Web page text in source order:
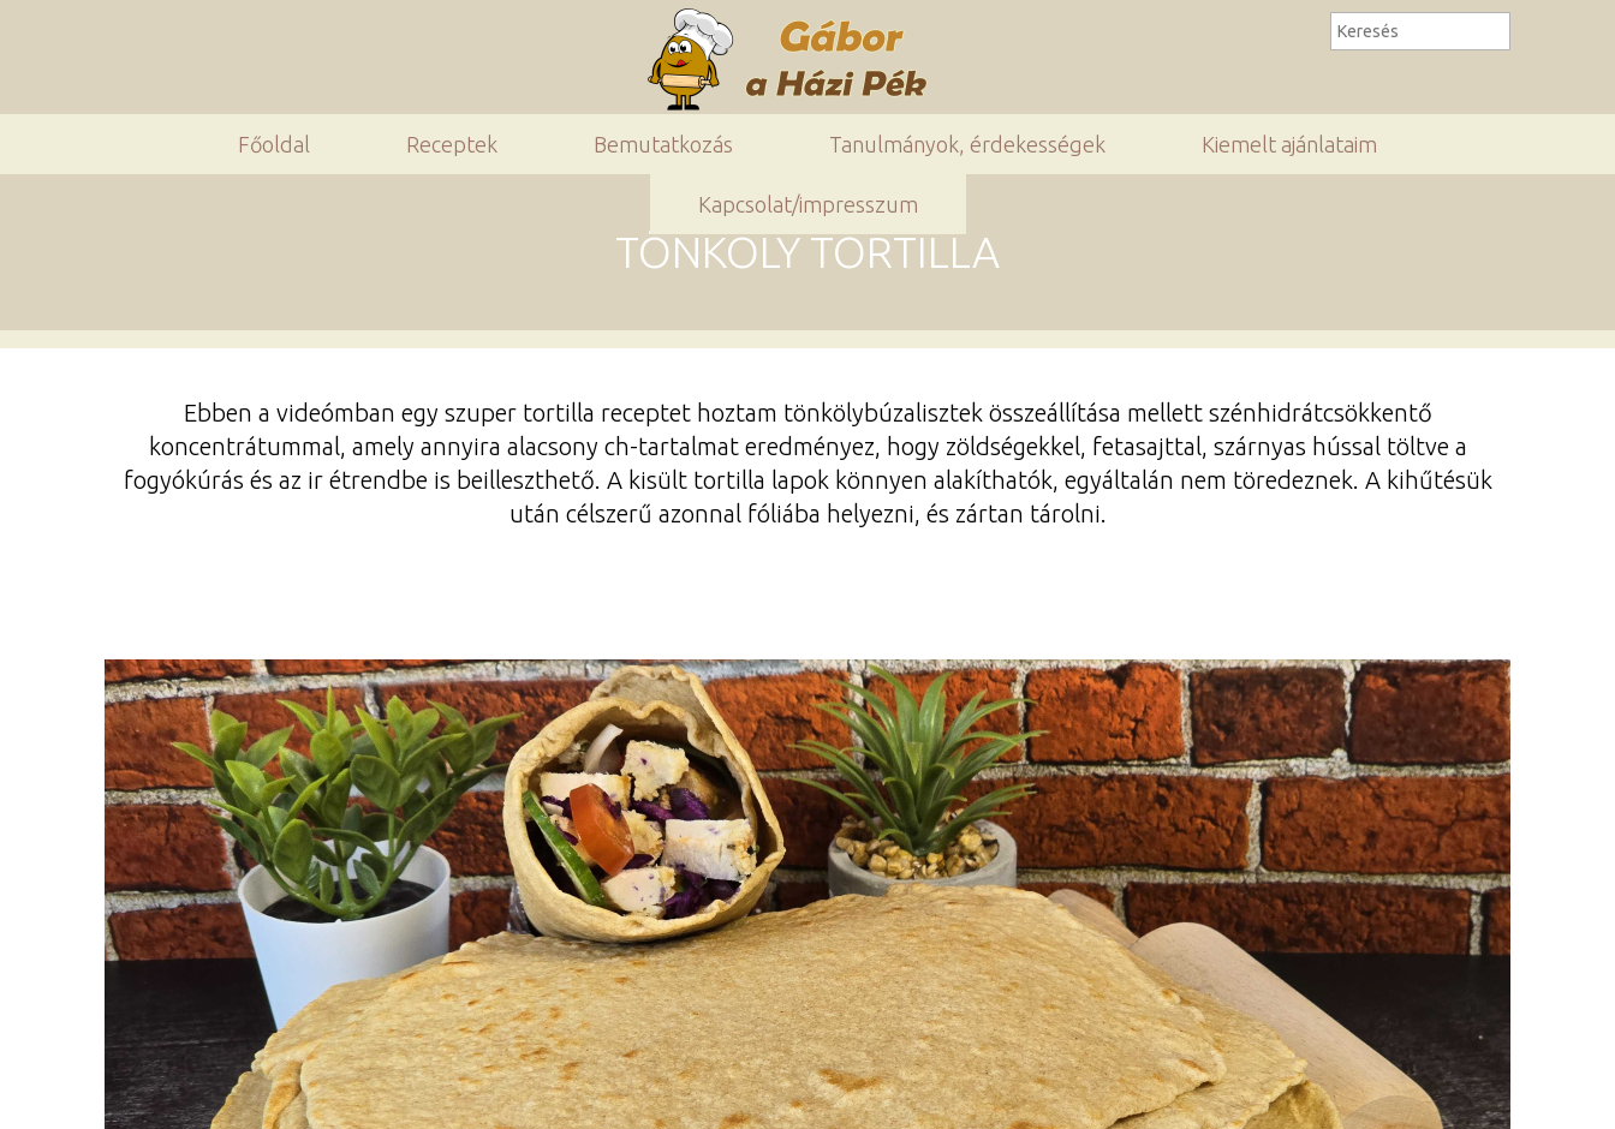
Főoldal Receptek Bemutatkozás Tanulmányok, érdekességek Kiemelt ajánlataim
Kapcsolat/impresszum
TÖNKÖLY TORTILLA
Ebben a videómban egy szuper tortilla receptet hoztam tönkölybúzalisztek összeállítása mellett szénhidrátcsökkentő
koncentrátummal, amely annyira alacsony ch-tartalmat eredményez, hogy zöldségekkel, fetasajttal, szárnyas hússal töltve a
fogyókúrás és az ir étrendbe is beilleszthető. A kisült tortilla lapok könnyen alakíthatók, egyáltalán nem töredeznek. A kihűtésük
után célszerű azonnal fóliába helyezni, és zártan tárolni.